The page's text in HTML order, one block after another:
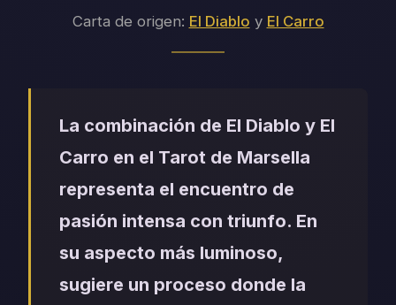
Carta de origen: El Diablo y El Carro
La combinación de El Diablo y El
Carro en el Tarot de Marsella
representa el encuentro de
pasión intensa con triunfo. En
su aspecto más luminoso,
sugiere un proceso donde la